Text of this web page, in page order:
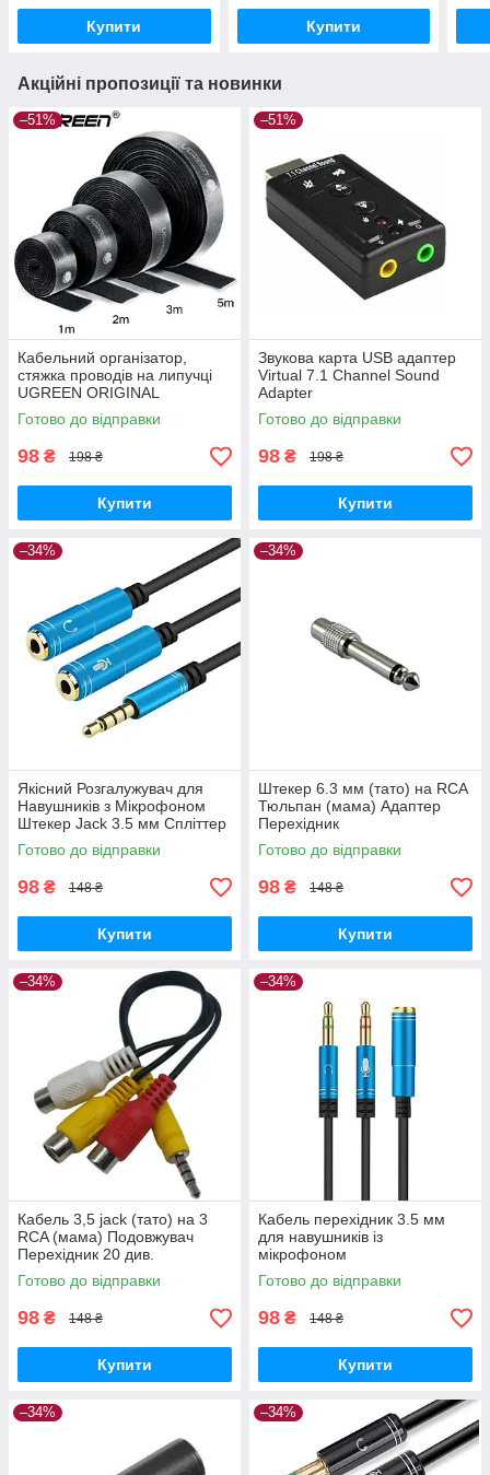
Купити Купити
Акційні пропозиції та новинки
–51%
Кабельний організатор,
стяжка проводів на липучці
UGREEN ORIGINAL
Готово до відправки
98 ₴ 198 ₴
Купити
–51%
Звукова карта USB адаптер
Virtual 7.1 Channel Sound
Adapter
Готово до відправки
98 ₴ 198 ₴
Купити
–34%
Якісний Розгалужувач для
Навушників з Мікрофоном
Штекер Jack 3.5 мм Спліттер
Готово до відправки
98 ₴ 148 ₴
Купити
–34%
Штекер 6.3 мм (тато) на RCA
Тюльпан (мама) Адаптер
Перехідник
Готово до відправки
98 ₴ 148 ₴
Купити
–34%
Кабель 3,5 jack (тато) на 3
RCA (мама) Подовжувач
Перехідник 20 див.
Готово до відправки
98 ₴ 148 ₴
Купити
–34%
Кабель перехідник 3.5 мм
для навушників із
мікрофоном
Готово до відправки
98 ₴ 148 ₴
Купити
–34% –34%